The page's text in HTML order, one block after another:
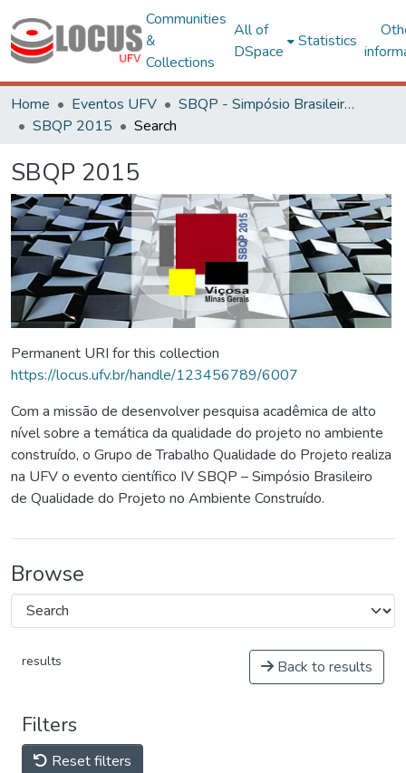
Communities
&
Collections
All of
DSpace
Statistics
Home Eventos UFV
SBQP - Simpósio Brasileiro de Qualidade do Projeto no Ambiente Construído
SBQP 2015
Search
SBQP 2015
Permanent URI for this collection
https://locus.ufv.br/handle/123456789/6007
Com a missão de desenvolver pesquisa acadêmica de alto
nível sobre a temática da qualidade do projeto no ambiente
construído, o Grupo de Trabalho Qualidade do Projeto realiza
na UFV o evento científico IV SBQP – Simpósio Brasileiro
de Qualidade do Projeto no Ambiente Construído.
Browse
results Back to results
Filters
Reset filters